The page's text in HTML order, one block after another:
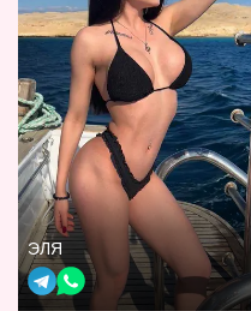
ЭЛЯ